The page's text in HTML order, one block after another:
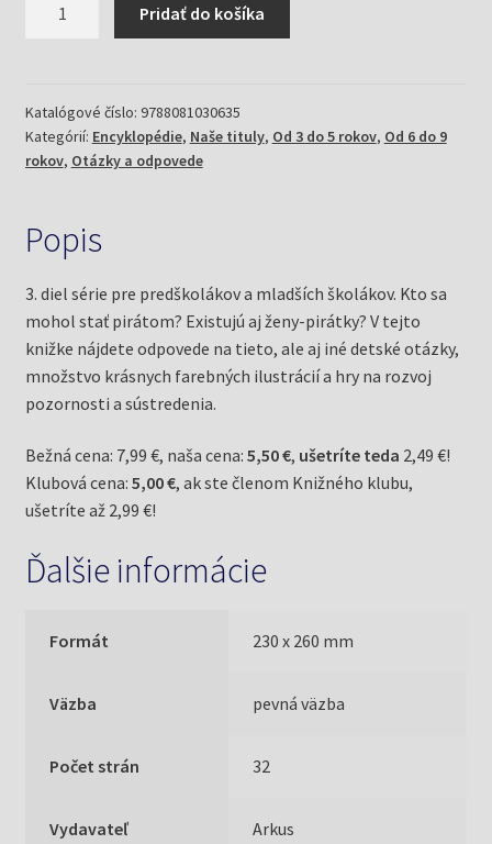
3
(Kol.)
Pridať do košíka
Katalógové číslo: 9788081030635
Kategórií: Encyklopédie, Naše tituly, Od 3 do 5 rokov, Od 6 do 9
rokov, Otázky a odpovede
Popis
3. diel série pre predškolákov a mladších školákov. Kto sa
mohol stať pirátom? Existujú aj ženy-pirátky? V tejto
knižke nájdete odpovede na tieto, ale aj iné detské otázky,
množstvo krásnych farebných ilustrácií a hry na rozvoj
pozornosti a sústredenia.
Bežná cena: 7,99 €, naša cena: 5,50 €, ušetríte teda 2,49 €!
Klubová cena: 5,00 €, ak ste členom Knižného klubu,
ušetríte až 2,99 €!
Ďalšie informácie
Formát 230 x 260 mm
Väzba pevná väzba
Počet strán 32
Vydavateľ Arkus